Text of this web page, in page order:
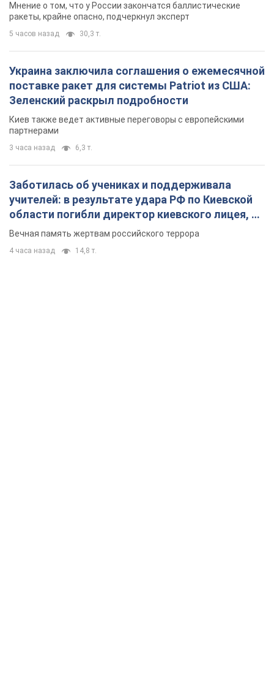
Мнение о том, что у России закончатся баллистические
ракеты, крайне опасно, подчеркнул эксперт
5 часов назад 30,3 т.
Украина заключила соглашения о ежемесячной
поставке ракет для системы Patriot из США:
Зеленский раскрыл подробности
Киев также ведет активные переговоры с европейскими
партнерами
3 часа назад 6,3 т.
Заботилась об учениках и поддерживала
учителей: в результате удара РФ по Киевской
области погибли директор киевского лицея, её
муж и внук
Вечная память жертвам российского террора
4 часа назад 14,8 т.